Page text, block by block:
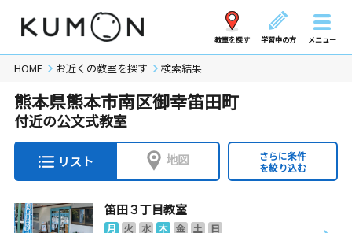
教室を探す 学習中の方 メニュー
HOME お近くの教室を探す 検索結果
熊本県熊本市南区御幸笛田町
付近の公文式教室
リスト 地図
さらに条件
を絞り込む
笛田３丁目教室
月 火 水 木 金 土
日